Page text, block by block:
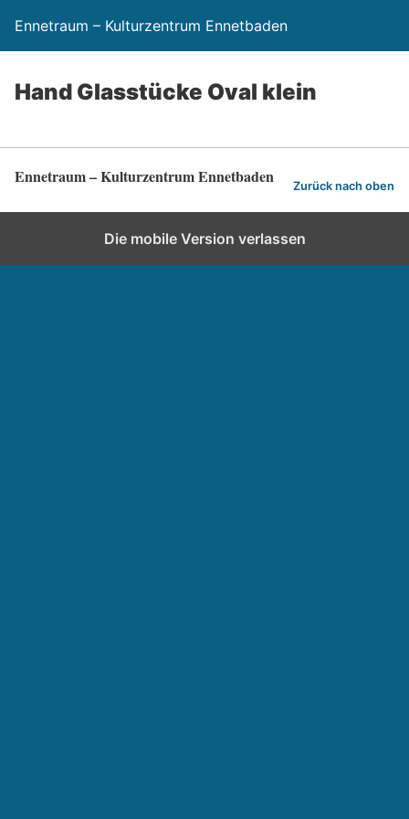
Ennetraum – Kulturzentrum Ennetbaden
Hand Glasstücke Oval klein
Ennetraum – Kulturzentrum Ennetbaden Zurück nach oben
Die mobile Version verlassen